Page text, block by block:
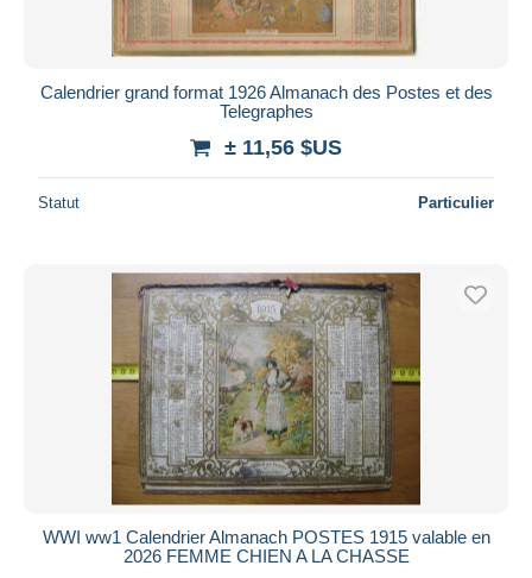
Calendrier grand format 1926 Almanach des Postes et des
Telegraphes
± 11,56 $US
Statut Particulier
WWI ww1 Calendrier Almanach POSTES 1915 valable en
2026 FEMME CHIEN A LA CHASSE